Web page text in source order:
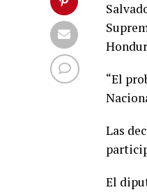
“El
Las
El